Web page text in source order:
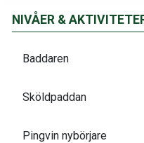
NIVÅER &
Baddaren
Sköldpaddan
Pingvin nybörjare